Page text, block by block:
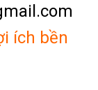
ích bền